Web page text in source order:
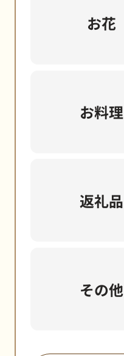
お花
お料理
返礼品
その他